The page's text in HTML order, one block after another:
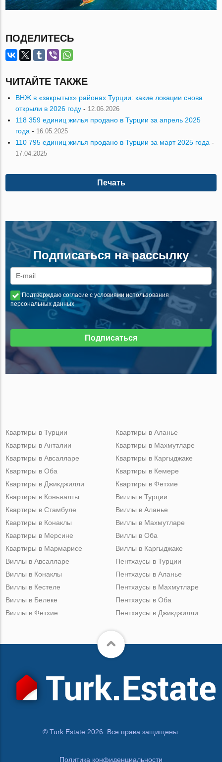
ПОДЕЛИТЕСЬ
ЧИТАЙТЕ ТАКЖЕ
ВНЖ в «закрытых» районах Турции: какие локации снова
открыли в 2026 году - 12.06.2026
118 359 единиц жилья продано в Турции за апрель 2025
года - 16.05.2025
110 795 единиц жилья продано в Турции за март 2025 года -
17.04.2025
Печать
Подписаться на рассылку
Подтверждаю согласие с условиями использования
персональных данных
Подписаться
Квартиры в Турции
Квартиры в Анталии
Квартиры в Авсалларе
Квартиры в Оба
Квартиры в Джикджилли
Квартиры в Аланье
Квартиры в Махмутларе
Квартиры в Каргыджаке
Квартиры в Кемере
Квартиры в Фетхие
Квартиры в Коньяалты
Квартиры в Стамбуле
Квартиры в Конаклы
Квартиры в Мерсине
Квартиры в Мармарисе
Виллы в Турции
Виллы в Аланье
Виллы в Махмутларе
Виллы в Оба
Виллы в Каргыджаке
Виллы в Авсалларе
Виллы в Конаклы
Виллы в Кестеле
Виллы в Белеке
Виллы в Фетхие
Пентхаусы в Турции
Пентхаусы в Аланье
Пентхаусы в Махмутларе
Пентхаусы в Оба
Пентхаусы в Джикджилли
© Turk.Estate 2026. Все права защищены.
Политика конфиденциальности